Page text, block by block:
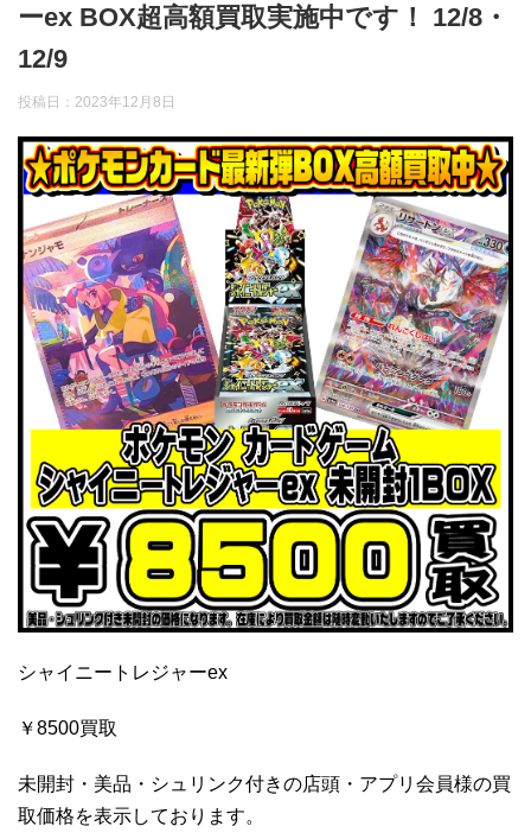
ーex BOX超高額買取実施中です！ 12/8・
12/9
投稿日： 2023年12月8日
シャイニートレジャーex
￥8500買取
未開封・美品・シュリンク付きの店頭・アプリ会員様の買
取価格を表示しております。